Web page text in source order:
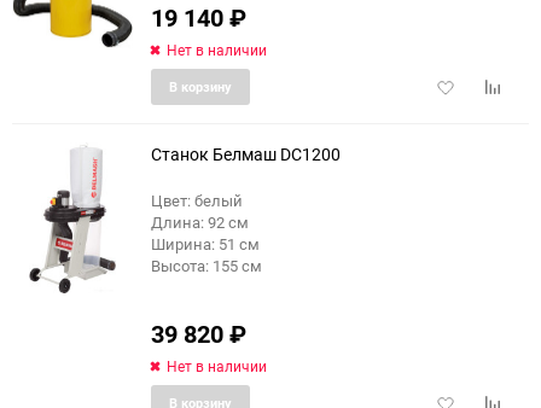
19 140₽
Нет в наличии
Добавить
В корзину
еще 2 фото
Станок Белмаш DC1200
Цвет: белый
Длина: 92 см
Ширина: 51 см
Высота: 155 см
39 820₽
Нет в наличии
Добавить
В корзину